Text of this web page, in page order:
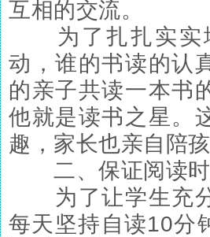
互相的交流。
为了扎扎实实
动，谁的书读的认
的亲子共读一本书
他就是读书之星。
趣，家长也亲自陪孩
二、保证阅读时
为了让学生充分
每天坚持自读10分